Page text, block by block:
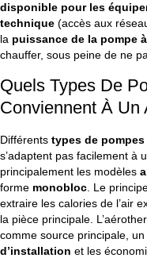
disponible pour les
technique (accès aux
la puissance de la pompe
chauffer, sous peine de ne
Quels Types De
Conviennent À Un
Différents types de
s’adaptent pas facilement à
principalement les modèles
forme monobloc . Le
extraire les calories de l’air
la pièce principale.
comme source principale,
d’installation et les